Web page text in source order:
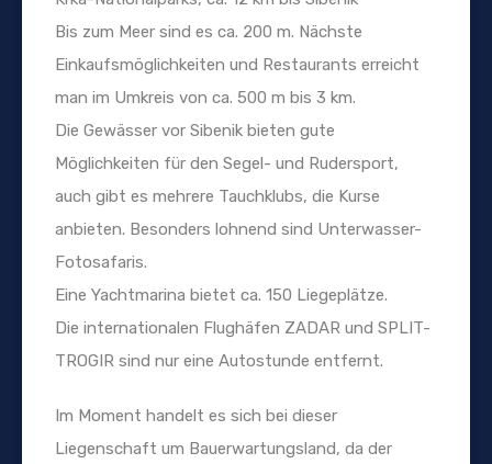
Bis zum Meer sind es ca. 200 m. Nächste
Einkaufsmöglichkeiten und Restaurants erreicht
man im Umkreis von ca. 500 m bis 3 km.
Die Gewässer vor Sibenik bieten gute
Möglichkeiten für den Segel- und Rudersport,
auch gibt es mehrere Tauchklubs, die Kurse
anbieten. Besonders lohnend sind Unterwasser-
Fotosafaris.
Eine Yachtmarina bietet ca. 150 Liegeplätze.
Die internationalen Flughäfen ZADAR und SPLIT-
TROGIR sind nur eine Autostunde entfernt.
Im Moment handelt es sich bei dieser
Liegenschaft um Bauerwartungsland, da der